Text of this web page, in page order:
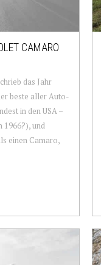
CAMARO
das Jahr
beste aller Auto-
in den USA –
1966?), und
einen Camaro,